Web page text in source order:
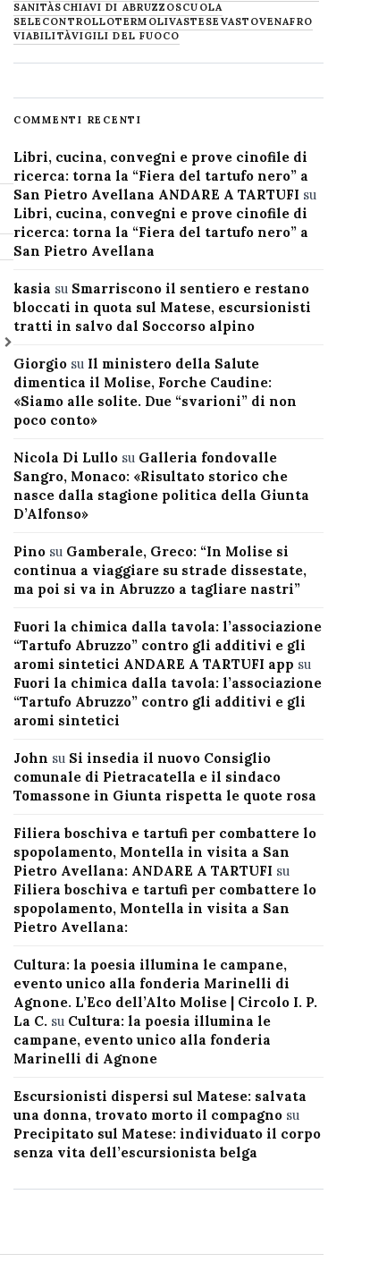
SANITÀSCHIAVI DI ABRUZZOSCUOLA
SELECONTROLLOTERMOLIVASTESE VASTOVENAFRO
VIABILITÀVIGILI DEL FUOCO
COMMENTI RECENTI
Libri, cucina, convegni e prove cinofile di
ricerca: torna la “Fiera del tartufo nero” a
San Pietro Avellana ANDARE A TARTUFI su
Libri, cucina, convegni e prove cinofile di
ricerca: torna la “Fiera del tartufo nero” a
San Pietro Avellana
kasia su Smarriscono il sentiero e restano
bloccati in quota sul Matese, escursionisti
tratti in salvo dal Soccorso alpino
Giorgiosu Il ministero della Salute
dimentica il Molise, Forche Caudine:
«Siamo alle solite. Due “svarioni” di non
poco conto»
Nicola Di Lullosu Galleria fondovalle
Sangro, Monaco: «Risultato storico che
nasce dalla stagione politica della Giunta
D’Alfonso»
Pinosu Gamberale, Greco: “In Molise si
continua a viaggiare su strade dissestate,
ma poi si va in Abruzzo a tagliare nastri”
Fuori la chimica dalla tavola: l’associazione
“Tartufo Abruzzo” contro gli additivi e gli
aromi sintetici ANDARE A TARTUFI app su
Fuori la chimica dalla tavola: l’associazione
“Tartufo Abruzzo” contro gli additivi e gli
aromi sintetici
John su Si insedia il nuovo Consiglio
comunale di Pietracatella e il sindaco
Tomassone in Giunta rispetta le quote rosa
Filiera boschiva e tartufi per combattere lo
spopolamento, Montella in visita a San
Pietro Avellana: ANDARE A TARTUFI su
Filiera boschiva e tartufi per combattere lo
spopolamento, Montella in visita a San
Pietro Avellana:
Cultura: la poesia illumina le campane,
evento unico alla fonderia Marinelli di
Agnone. L’Eco dell’Alto Molise | Circolo I. P.
La C. su Cultura: la poesia illumina le
campane, evento unico alla fonderia
Marinelli di Agnone
Escursionisti dispersi sul Matese: salvata
una donna, trovato morto il compagnosu
Precipitato sul Matese: individuato il corpo
senza vita dell’escursionista belga